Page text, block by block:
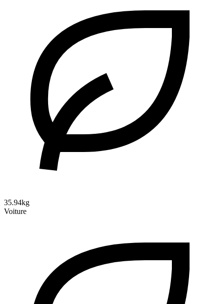
35.94kg
Voiture